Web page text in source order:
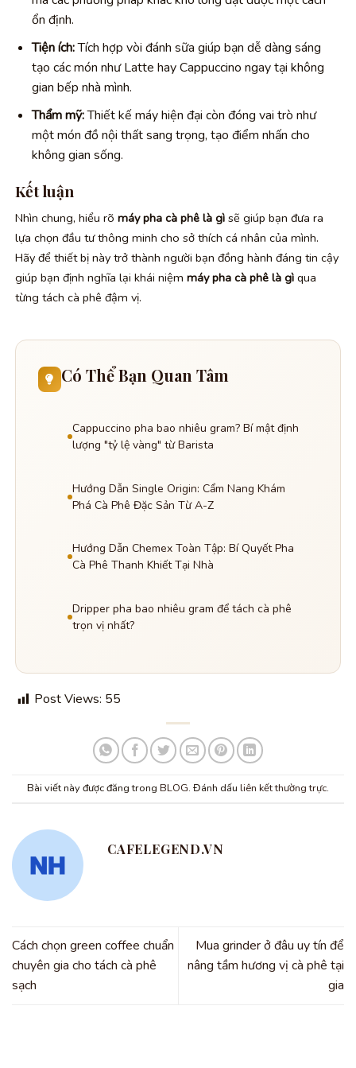
ổn định.
Tiện ích:Tích hợp vòi đánh sữa giúp bạn dễ dàng sáng
tạo các món như Latte hay Cappuccino ngay tại không
gian bếp nhà mình.
Thẩm mỹ:Thiết kế máy hiện đại còn đóng vai trò như
một món đồ nội thất sang trọng, tạo điểm nhấn cho
không gian sống.
Kết luận
Nhìn chung, hiểu rõ máy pha cà phê là gì sẽ giúp bạn đưa ra
lựa chọn đầu tư thông minh cho sở thích cá nhân của mình.
Hãy để thiết bị này trở thành người bạn đồng hành đáng tin cậy
giúp bạn định nghĩa lại khái niệm máy pha cà phê là gì qua
từng tách cà phê đậm vị.
Có Thể Bạn Quan Tâm
Cappuccino pha bao nhiêu gram? Bí mật định
lượng "tỷ lệ vàng" từ Barista
Hướng Dẫn Single Origin: Cẩm Nang Khám
Phá Cà Phê Đặc Sản Từ A-Z
Hướng Dẫn Chemex Toàn Tập: Bí Quyết Pha
Cà Phê Thanh Khiết Tại Nhà
Dripper pha bao nhiêu gram để tách cà phê
trọn vị nhất?
Post Views: 55
Bài viết này được đăng trong BLOG. Đánh dấu liên kết thường trực.
CAFELEGEND.VN
Cách chọn green coffee chuẩn
chuyên gia cho tách cà phê
sạch
Mua grinder ở đâu uy tín để
nâng tầm hương vị cà phê tại
gia